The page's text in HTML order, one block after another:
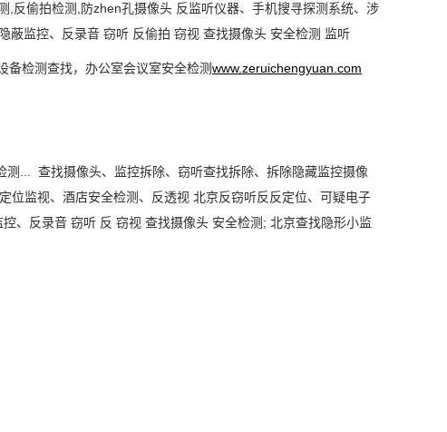
,反偷拍检测,防zhen孔摄像头 反监听仪器、手机搜寻探测系统、涉
蔽监控、反录音 窃听 反偷拍 窃视 查找摄像头 安全检测 监听
备检测查找，办公室会议室安全检测www.zeruichengyuan.com
测... 查找摄像头、监控拆除、窃听查找拆除、拆除隐藏监控摄像
位监视、酒店安全检测、反透视 北京反窃听反反定位、可疑电子
控、反录音 窃听 反 窃视 查找摄像头 安全检测 ; 北京查找隐形小监